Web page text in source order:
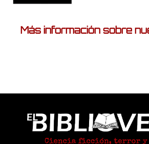
Más información sobre